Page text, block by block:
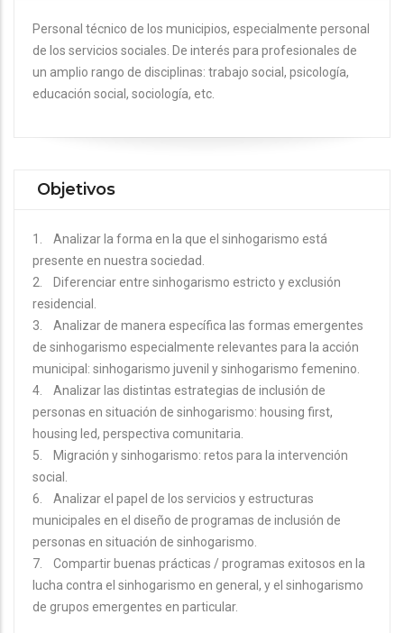
Personal técnico de los municipios, especialmente personal
de los servicios sociales. De interés para profesionales de
un amplio rango de disciplinas: trabajo social, psicología,
educación social, sociología, etc.
Objetivos
1. Analizar la forma en la que el sinhogarismo está
presente en nuestra sociedad.
2. Diferenciar entre sinhogarismo estricto y exclusión
residencial.
3. Analizar de manera específica las formas emergentes
de sinhogarismo especialmente relevantes para la acción
municipal: sinhogarismo juvenil y sinhogarismo femenino.
4. Analizar las distintas estrategias de inclusión de
personas en situación de sinhogarismo: housing first,
housing led, perspectiva comunitaria.
5. Migración y sinhogarismo: retos para la intervención
social.
6. Analizar el papel de los servicios y estructuras
municipales en el diseño de programas de inclusión de
personas en situación de sinhogarismo.
7. Compartir buenas prácticas / programas exitosos en la
lucha contra el sinhogarismo en general, y el sinhogarismo
de grupos emergentes en particular.